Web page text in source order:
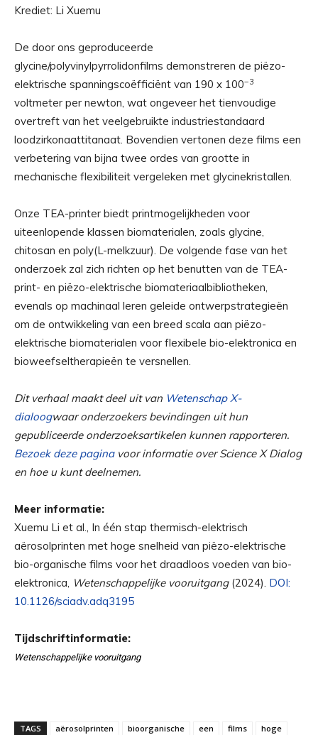
Krediet: Li Xuemu
De door ons geproduceerde
glycine/polyvinylpyrrolidonfilms demonstreren de piëzo-
elektrische spanningscoëfficiënt van 190 x 100−3
voltmeter per newton, wat ongeveer het tienvoudige
overtreft van het veelgebruikte industriestandaard
loodzirkonaattitanaat. Bovendien vertonen deze films een
verbetering van bijna twee ordes van grootte in
mechanische flexibiliteit vergeleken met glycinekristallen.
Onze TEA-printer biedt printmogelijkheden voor
uiteenlopende klassen biomaterialen, zoals glycine,
chitosan en poly(L-melkzuur). De volgende fase van het
onderzoek zal zich richten op het benutten van de TEA-
print- en piëzo-elektrische biomateriaalbibliotheken,
evenals op machinaal leren geleide ontwerpstrategieën
om de ontwikkeling van een breed scala aan piëzo-
elektrische biomaterialen voor flexibele bio-elektronica en
bioweefseltherapieën te versnellen.
Dit verhaal maakt deel uit van Wetenschap X-
dialoogwaar onderzoekers bevindingen uit hun
gepubliceerde onderzoeksartikelen kunnen rapporteren.
Bezoek deze paginavoor informatie over Science X Dialog
en hoe u kunt deelnemen.
Meer informatie:
Xuemu Li et al., In één stap thermisch-elektrisch
aërosolprinten met hoge snelheid van piëzo-elektrische
bio-organische films voor het draadloos voeden van bio-
elektronica, Wetenschappelijke vooruitgang(2024). DOI:
10.1126/sciadv.adq3195
Tijdschriftinformatie:
Wetenschappelijke vooruitgang
TAGS aërosolprinten bioorganische een films
hoge